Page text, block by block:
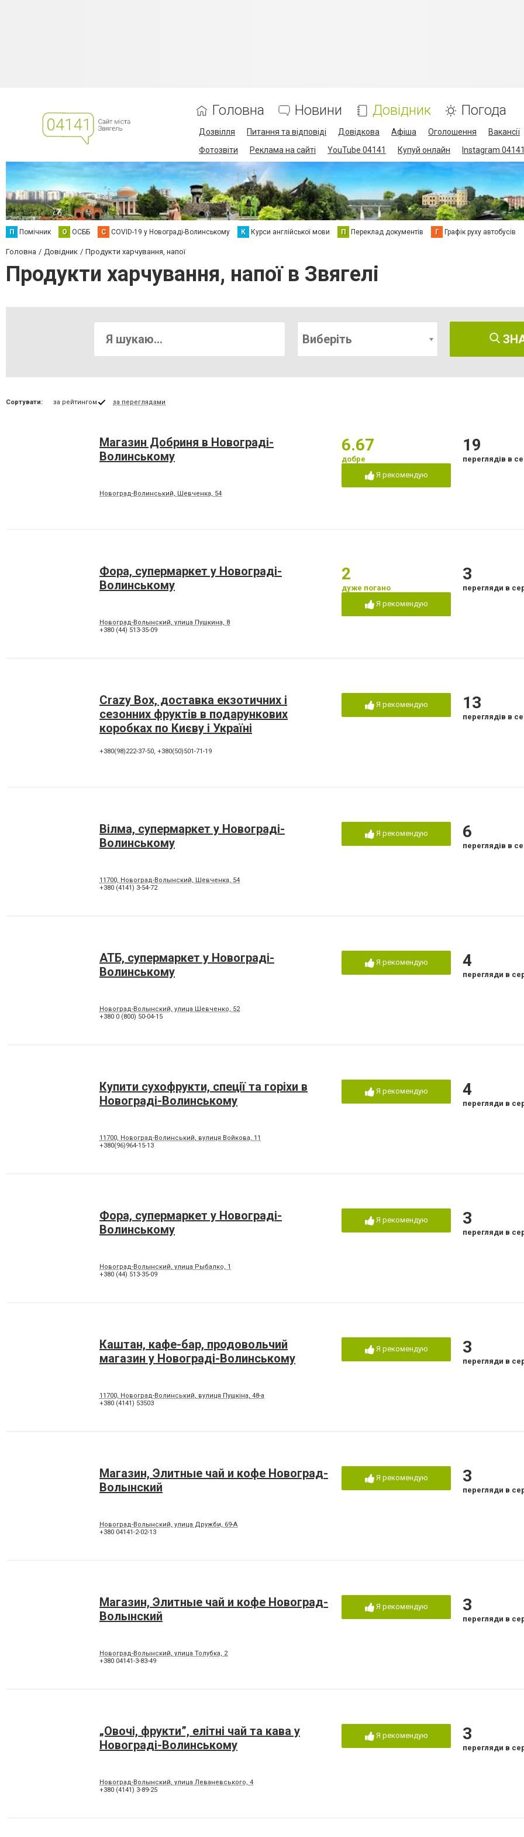
Головна Новини Довідник Погода
Дозвілля Питання та відповіді Довідкова Афіша Оголошення Вакансії
Фотозвіти
Реклама на сайті YouTube 04141 Купуй онлайн Instagram 04141
П Помічник О ОСББ C COVID-19 у Новограді-Волинському К Курси англійської мови П Переклад документів Г Графік руху автобусів
Головна Довідник Продукти харчування, напої
Продукти харчування, напої в Звягелі
Виберіть
Сортувати: за рейтингом за переглядами
Магазин Добриня в Новограді-
Волинському
Новоград-Волинський, Шевченка, 54
6.67
добре
Я рекомендую
19
переглядів в
Фора, супермаркет у Новограді-
Волинському
Новоград-Волынский, улица Пушкина, 8
+380 (44) 513-35-09
2
дуже погано
Я рекомендую
3
перегляди в
Crazy Box, доставка екзотичних і
сезонних фруктів в подарункових
коробках по Києву і Україні
+380(98)222-37-50, +380(50)501-71-19
Я рекомендую 13
переглядів в
Вілма, супермаркет у Новограді-
Волинському
11700, Новоград-Волынский, Шевченка, 54
+380 (4141) 3-54-72
Я рекомендую 6
переглядів в
АТБ, супермаркет у Новограді-
Волинському
Новоград-Волынский, улица Шевченко, 52
+380 0 (800) 50-04-15
Я рекомендую 4
перегляди в
Купити сухофрукти, спеції та горіхи в
Новограді-Волинському
11700, Новоград-Волинський, вулиця Войкова, 11
+380(96)964-15-13
Я рекомендую 4
перегляди в
Фора, супермаркет у Новограді-
Волинському
Новоград-Волынский, улица Рыбалко, 1
+380 (44) 513-35-09
Я рекомендую 3
перегляди в
Каштан, кафе-бар, продовольчий
магазин у Новограді-Волинському
11700, Новоград-Волинський, вулиця Пушкіна, 48-а
+380 (4141) 53503
Я рекомендую 3
перегляди в
Магазин, Элитные чай и кофе Новоград-
Волынский
Новоград-Волынский, улица Дружби, 69-А
+380 04141-2-02-13
Я рекомендую 3
перегляди в
Магазин, Элитные чай и кофе Новоград-
Волынский
Новоград-Волынский, улица Толубка, 2
+380 04141-3-83-49
Я рекомендую 3
перегляди в
„Овочі, фрукти”, елітні чай та кава у
Новограді-Волинському
Новоград-Волынский, улица Леваневського, 4
+380 (4141) 3-89-25
Я рекомендую 3
перегляди в